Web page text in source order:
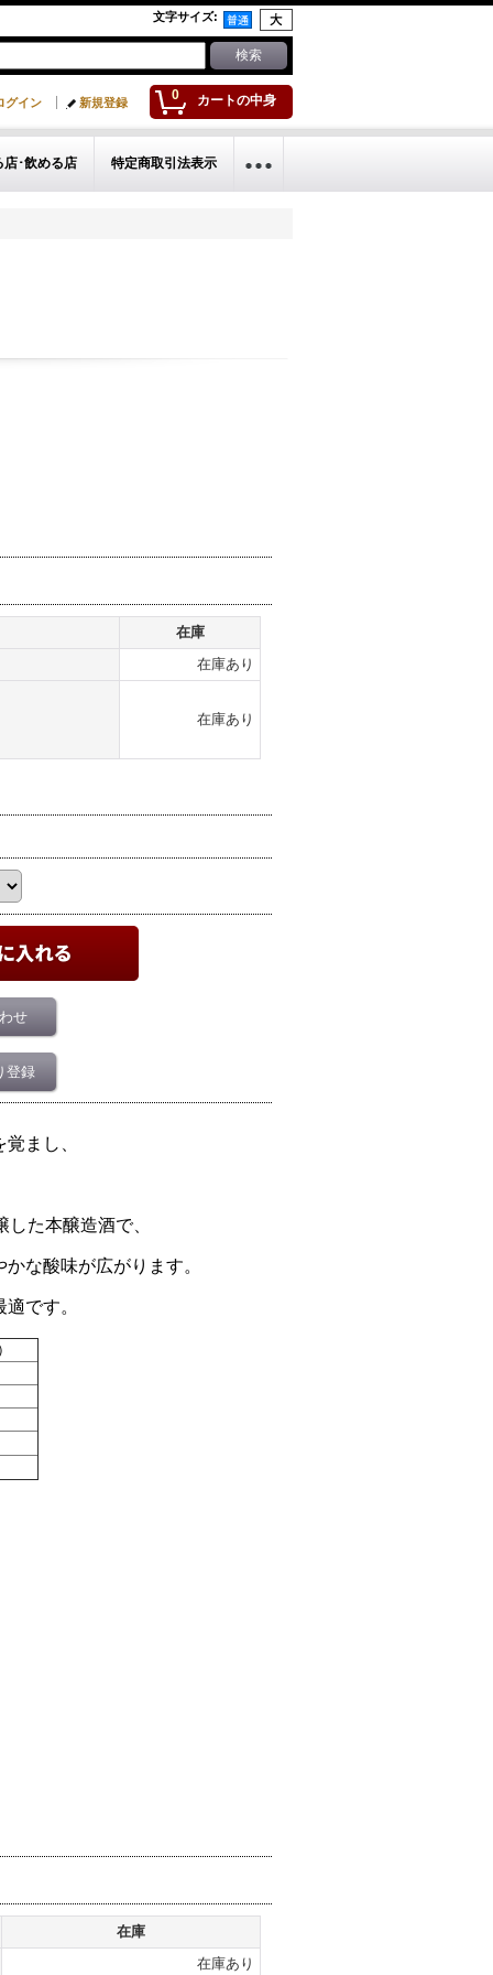
文字サイズ:
0 カートの中身
グイン 新規登録
店･飲める店 特定商取引法表示
在庫
在庫あり
在庫あり
せ
登録
まし、
た本醸造酒で、
な酸味が広がります。
です。
在庫
在庫あり